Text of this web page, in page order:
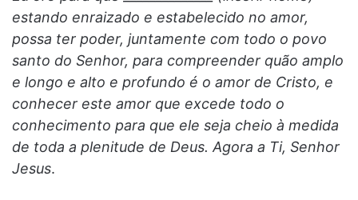
estando enraizado e estabelecido no amor,
possa ter poder, juntamente com todo o povo
santo do Senhor, para compreender quão amplo
e longo e alto e profundo é o amor de Cristo, e
conhecer este amor que excede todo o
conhecimento para que ele seja cheio à medida
de toda a plenitude de Deus. Agora a Ti, Senhor
Jesus.